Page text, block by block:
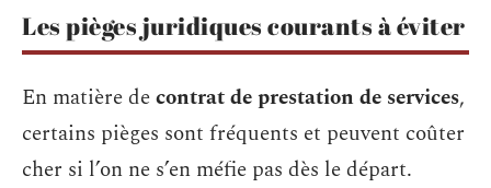
Les pièges juridiques courants à éviter
En matière decontrat de prestation de services,
certains pièges sont fréquents et peuvent coûter
cher si l’on ne s’en méfie pas dès le départ.